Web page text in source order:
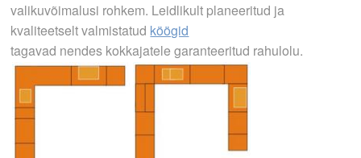
valikuvõimalusi rohkem. Leidlikult planeeritud ja
kvaliteetselt valmistatud köögid
tagavad nendes kokkajatele garanteeritud rahulolu.